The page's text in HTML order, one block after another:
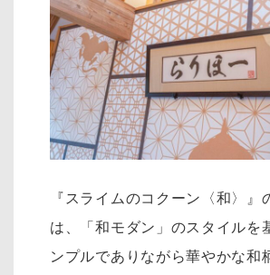
『スライムのコクーン〈和〉』
は、「和モダン」のスタイルを
ンプルでありながら華やかな和